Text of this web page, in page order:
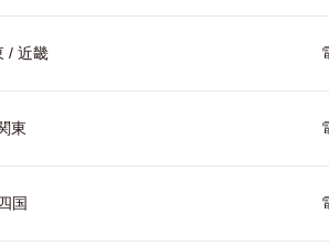
/ 近畿
東
国